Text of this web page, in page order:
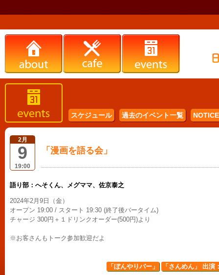
スケジュール 過去のイベント一覧
2月
9
19:00
「漫画を語る会」
語り部：へそくん、メグママ、佐京泰之
2024年2月9日（金）
オープン 19:00 / スタート 19:30 (終了後バータイム)
チャージ 300円＋１ドリンクオーダー(500円)より
※お客さんもトーク参加歓迎だよ
「ぼんやりバー」 「さんめん」 出演